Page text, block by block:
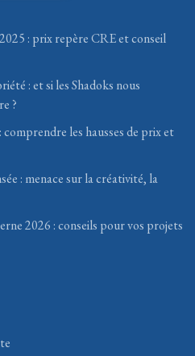
: prix repère CRE et conseil
: et si les Shadoks nous
?
les hausses de prix et
: menace sur la créativité, la
2026 : conseils pour vos projets